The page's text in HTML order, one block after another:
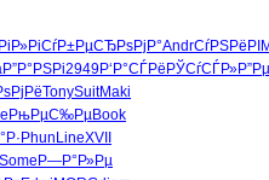
РіСѓР±РµСЂРѕРјР°AndrСѓРЅРёРІ
Р”Р°РЅРі2949Р‘Р°СЃРёРЎСѓСЃР»
TonySuitMaki
РњРµС‰РµBook
PhunLineXVII
SomeР—Р°Р»Рµ